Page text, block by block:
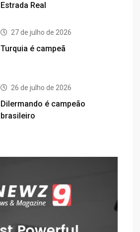
Estrada Real
27 de julho de 2026
Turquia é campeã
26 de julho de 2026
Dilermando é campeão
brasileiro